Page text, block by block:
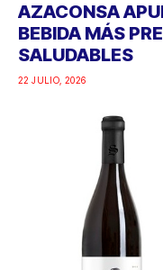
AZACONSA
BEBIDA MÁS
SALUDABLES
22 JULIO, 2026